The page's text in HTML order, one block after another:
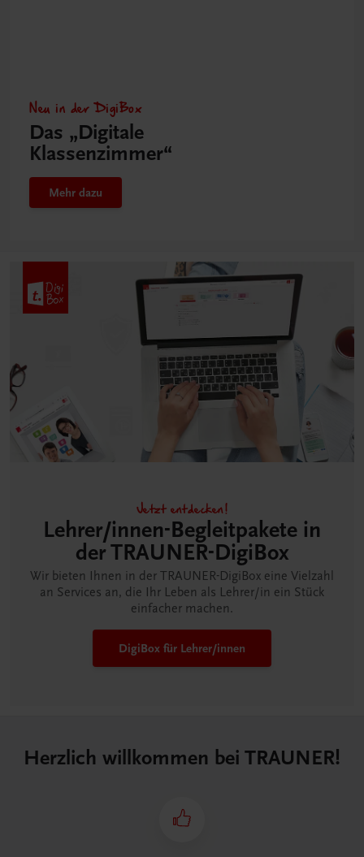
Neu in der DigiBox
Das „Digitale
Klassenzimmer“
Mehr dazu
Jetzt entdecken!
Lehrer/innen-Begleitpakete in
der TRAUNER-DigiBox
Wir bieten Ihnen in der TRAUNER-DigiBox eine Vielzahl
an Services an, die Ihr Leben als Lehrer/in ein Stück
einfacher machen.
DigiBox für Lehrer/innen
Herzlich willkommen bei TRAUNER!